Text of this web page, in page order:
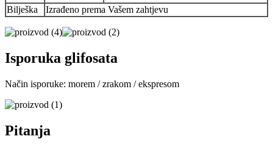
Bilješka Izrađeno prema Vašem zahtjevu
Isporuka glifosata
Način isporuke: morem / zrakom / ekspresom
Pitanja